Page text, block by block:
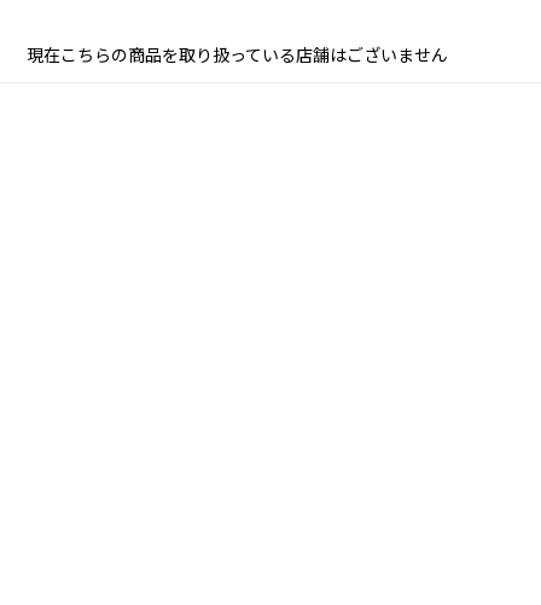
現在こちらの商品を取り扱っている店舗はございません